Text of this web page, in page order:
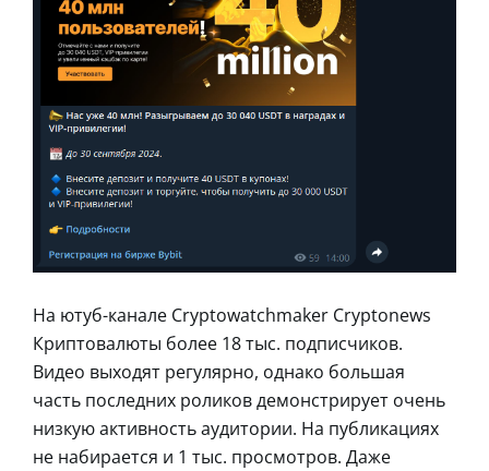
На ютуб-канале Cryptowatchmaker Cryptonews
Криптовалюты более 18 тыс. подписчиков.
Видео выходят регулярно, однако большая
часть последних роликов демонстрирует очень
низкую активность аудитории. На публикациях
не набирается и 1 тыс. просмотров. Даже